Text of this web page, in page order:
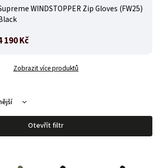
WINDSTOPPER Zip Gloves (FW25)
190 Kč
Zobrazit více produktů
Otevřít filtr